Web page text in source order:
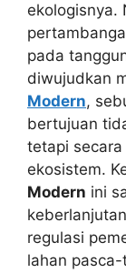
ekologisnya.
pada
diwujudkan
Modern,
bertujuan
tetapi
ekosistem.
Modern ini
regulasi
lahan